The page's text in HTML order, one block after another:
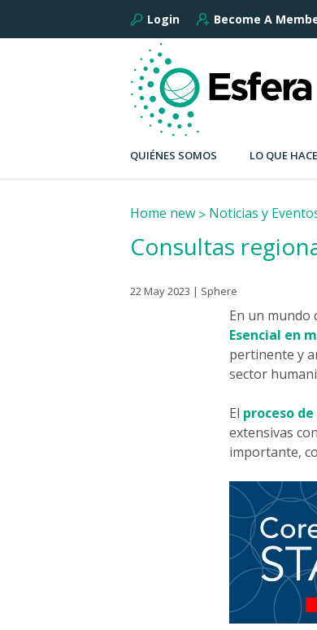
Login Become A
QUIÉNES SOMOS LO QUE
Home new Noticias y
Consultas
22 May 2023 | Sphere
En un mundo
Esencial en
pertinente y
sector
El proceso
extensivas
importante,